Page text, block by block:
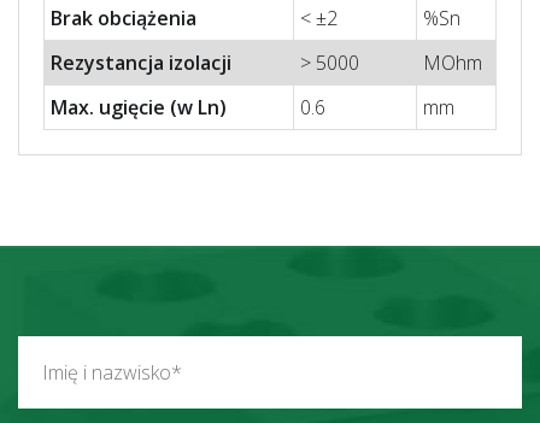
Brak obciążenia
< ±2
%Sn
Rezystancja izolacji
> 5000
MOhm
Max. ugięcie (w Ln)
0.6 mm